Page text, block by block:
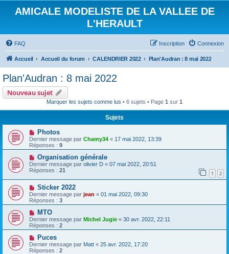
AMICALE MODELISTE DE LA VALLEE DE
L'HERAULT
FAQ Connexion
Inscription
Accueil Accueil du forum CALENDRIER 2022 Plan'Audran : 8 mai 2022
Plan'Audran : 8 mai 2022
Nouveau sujet
Marquer les sujets comme lus • 6 sujets • Page 1 sur 1
Sujets
Photos
Dernier message par Chamy34 « 17 mai 2022, 13:39
Réponses : 9
Organisation générale
Dernier message par olivier D « 07 mai 2022, 20:51
Réponses : 21 1 2
Sticker 2022
Dernier message par jean « 01 mai 2022, 09:30
Réponses : 3
MTO
Dernier message par Michel Jugie « 30 avr. 2022, 22:11
Réponses : 2
Puces
Dernier message par Matt « 25 avr. 2022, 17:20
Réponses : 2